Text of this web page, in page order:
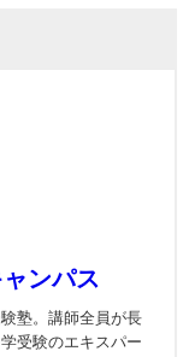
ンパス
塾。講師全員が長
受験のエキスパー